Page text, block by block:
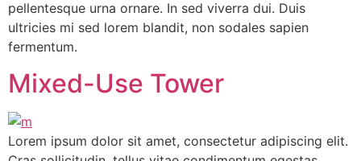
pellentesque urna ornare. In sed viverra dui. Duis
ultricies mi sed lorem blandit, non sodales sapien
fermentum.
Mixed-Use Tower
Lorem ipsum dolor sit amet, consectetur adipiscing elit.